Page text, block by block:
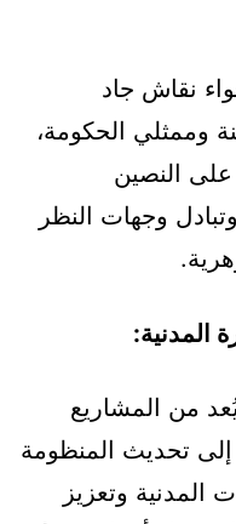
نقاش جاد
وممثلي الحكومة،
على النصين
وجهات النظر
المدنية:
القانون رقم 02.23 يُعد من المشاريع
إلى تحديث المنظومة
المدنية وتعزيز